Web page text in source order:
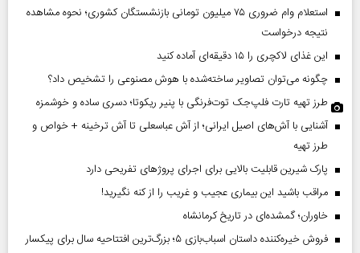
استعلام وام ضروری ۷۵ میلیون تومانی بازنشستگان کشوری؛ نحوه مشاهده
نتیجه درخواست
این غذای لاکچری را ۱۵ دقیقه‌ای آماده کنید
چگونه می‌توان تصاویر ساخته‌شده با هوش مصنوعی را تشخیص داد؟
طرز تهیه تارت فلپ‌جک توت‌فرنگی با پنیر ریکوتا؛ دسری ساده و خوشمزه
آشنایی با آش‌های اصیل ایرانی؛ از آش عباسعلی تا آش ترخینه + خواص و
طرز تهیه
پارک شیرین قابلیت‌ بالایی برای اجرای پروژهای تفریحی دارد
مراقب باشید این بیماری عجیب و غریب را از کنه نگیرید!
خاوران؛ گمشده‌ای در تاریخ کرمانشاه
فروش خیره‌کننده داستان اسباب‌بازی ۵؛ بزرگ‌ترین افتتاحیه سال برای پیکسار